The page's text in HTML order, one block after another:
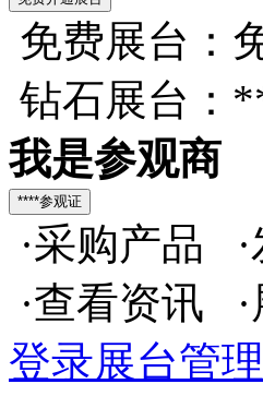
免费展台：
钻石展台：
我是参观商
·采购产品 ·
·查看资讯 ·
登录展台管